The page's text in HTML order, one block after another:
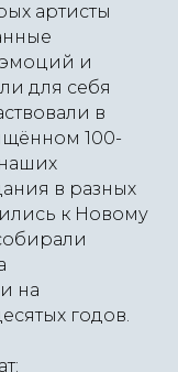
артисты
и
для себя
в
100-
в разных
к Новому
на
годов.